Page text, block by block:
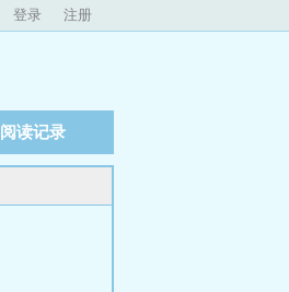
登录 注册
阅读记录